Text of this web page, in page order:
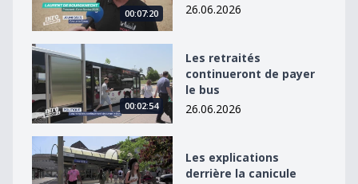
00:07:20
26.06.2026
Les retraités continueront de payer le bus
00:02:54
Les retraités
continueront de payer
le bus
26.06.2026
Les explications derrière la canicule
Les explications
derrière la canicule